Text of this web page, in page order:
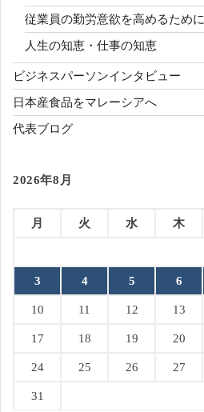
従業員の勤労意欲を高めるために
人生の知恵・仕事の知恵
ビジネスパーソンインタビュー
日本産食品をマレーシアへ
代表ブログ
2026年8月
月 火 水 木
3 4 5 6
10 11 12 13
17 18 19 20
24 25 26 27
31